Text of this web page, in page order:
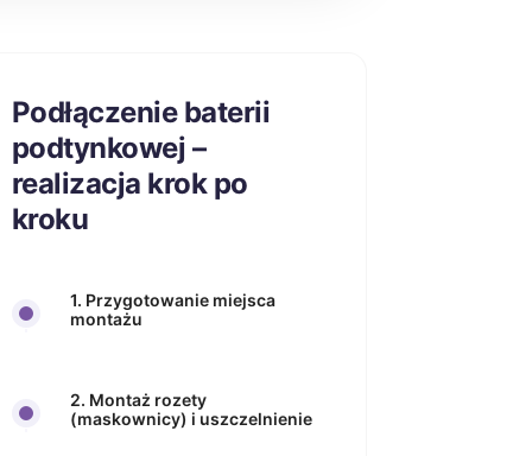
Podłączenie baterii
podtynkowej –
realizacja krok po
kroku
1. Przygotowanie miejsca
montażu
2. Montaż rozety
(maskownicy) i uszczelnienie